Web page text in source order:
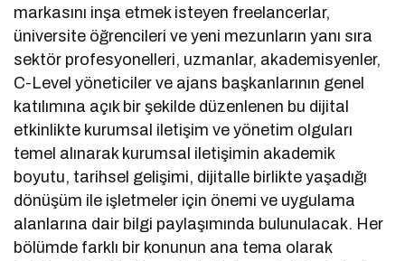
markasını inşa etmek isteyen freelancerlar,
üniversite öğrencileri ve yeni mezunların yanı sıra
sektör profesyonelleri, uzmanlar, akademisyenler,
C-Level yöneticiler ve ajans başkanlarının genel
katılımına açık bir şekilde düzenlenen bu dijital
etkinlikte kurumsal iletişim ve yönetim olguları
temel alınarak kurumsal iletişimin akademik
boyutu, tarihsel gelişimi, dijitalle birlikte yaşadığı
dönüşüm ile işletmeler için önemi ve uygulama
alanlarına dair bilgi paylaşımında bulunulacak. Her
bölümde farklı bir konunun ana tema olarak